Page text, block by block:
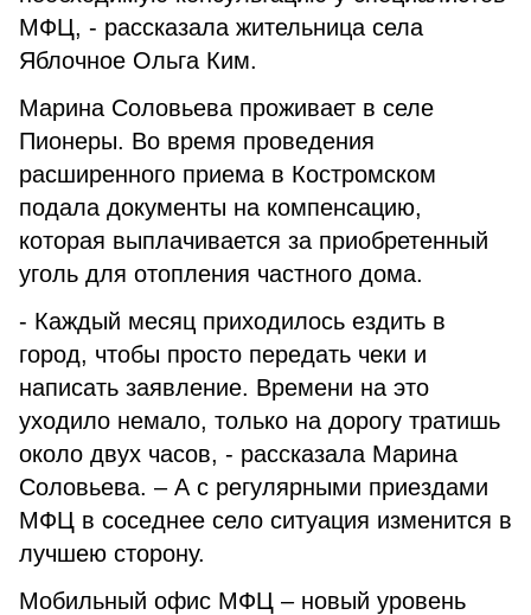
МФЦ, - рассказала жительница села
Яблочное Ольга Ким.
Марина Соловьева проживает в селе
Пионеры. Во время проведения
расширенного приема в Костромском
подала документы на компенсацию,
которая выплачивается за приобретенный
уголь для отопления частного дома.
- Каждый месяц приходилось ездить в
город, чтобы просто передать чеки и
написать заявление. Времени на это
уходило немало, только на дорогу тратишь
около двух часов, - рассказала Марина
Соловьева. – А с регулярными приездами
МФЦ в соседнее село ситуация изменится в
лучшею сторону.
Мобильный офис МФЦ – новый уровень